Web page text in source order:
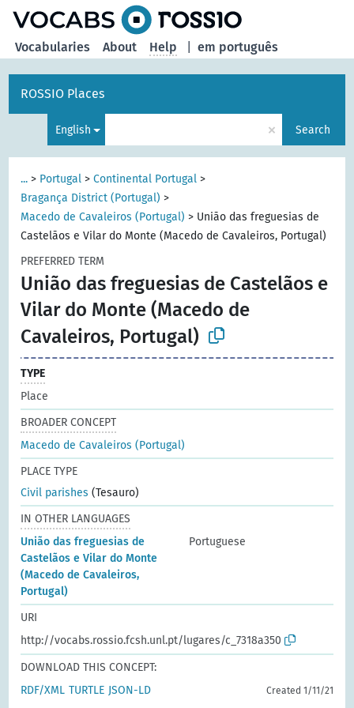
em português
Vocabularies About Help
ROSSIO Places
English × Search
... > Portugal >Continental Portugal >
Bragança District (Portugal) >
Macedo de Cavaleiros (Portugal) > União das freguesias de
Castelãos e Vilar do Monte (Macedo de Cavaleiros, Portugal)
PREFERRED TERM
União das freguesias de Castelãos e
Vilar do Monte (Macedo de
Cavaleiros, Portugal)
TYPE
Place
BROADER CONCEPT
Macedo de Cavaleiros (Portugal)
PLACE TYPE
Civil parishes (Tesauro)
IN OTHER LANGUAGES
União das freguesias de
Castelãos e Vilar do Monte
(Macedo de Cavaleiros,
Portugal)
Portuguese
URI
http://vocabs.rossio.fcsh.unl.pt/lugares/c_7318a350
DOWNLOAD THIS CONCEPT:
RDF/XML TURTLE JSON-LD Created 1/11/21